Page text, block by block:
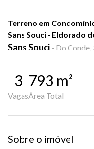
Terreno em
Sans Souci - Eldorado
Sans Souci - Do Conde,
3
Vagas
793 m²
Área Total
Sobre o imóvel